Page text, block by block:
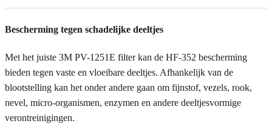
Bescherming tegen schadelijke deeltjes
Met het juiste 3M PV-1251E filter kan de HF-352 bescherming
bieden tegen vaste en vloeibare deeltjes. Afhankelijk van de
blootstelling kan het onder andere gaan om fijnstof, vezels, rook,
nevel, micro-organismen, enzymen en andere deeltjesvormige
verontreinigingen.